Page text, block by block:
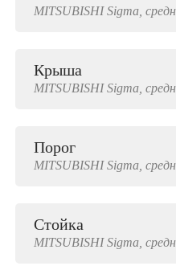
MITSUBISHISigma,
Крыша
MITSUBISHISigma,
Порог
MITSUBISHISigma,
Стойка
MITSUBISHISigma,